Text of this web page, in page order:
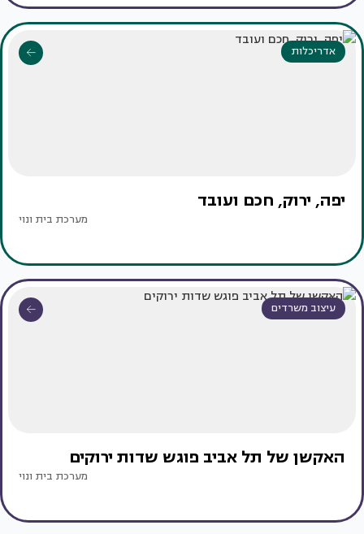
אדריכלות
יפה, ירוק, חכם ועובד
מערכת בית ונוי
עיצוב משרדים
האקשן של תל אביב פוגש שדות ירוקים
מערכת בית ונוי